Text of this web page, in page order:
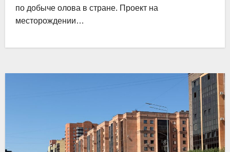
по добыче олова в стране. Проект на
месторождении…